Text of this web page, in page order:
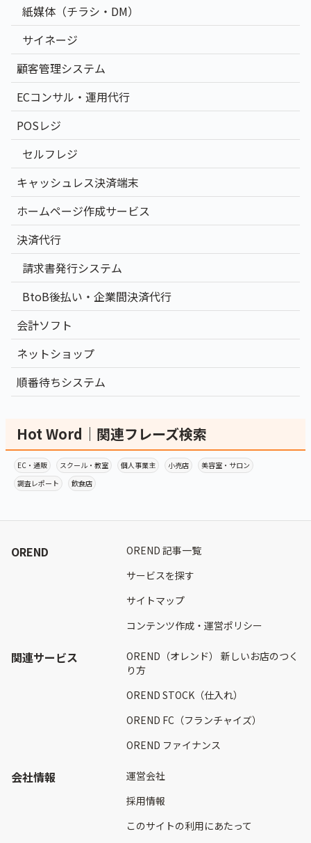
紙媒体（チラシ・DM）
サイネージ
顧客管理システム
ECコンサル・運用代行
POSレジ
セルフレジ
キャッシュレス決済端末
ホームページ作成サービス
決済代行
請求書発行システム
BtoB後払い・企業間決済代行
会計ソフト
ネットショップ
順番待ちシステム
Hot Word｜関連フレーズ検索
EC・通販 スクール・教室 個人事業主 小売店
美容室・サロン
調査レポート
飲食店
OREND
OREND 記事一覧
サービスを探す
サイトマップ
コンテンツ作成・運営ポリシー
関連サービス
OREND（オレンド） 新しいお店のつく
り方
OREND STOCK（仕入れ）
OREND FC（フランチャイズ）
OREND ファイナンス
会社情報
運営会社
採用情報
このサイトの利用にあたって